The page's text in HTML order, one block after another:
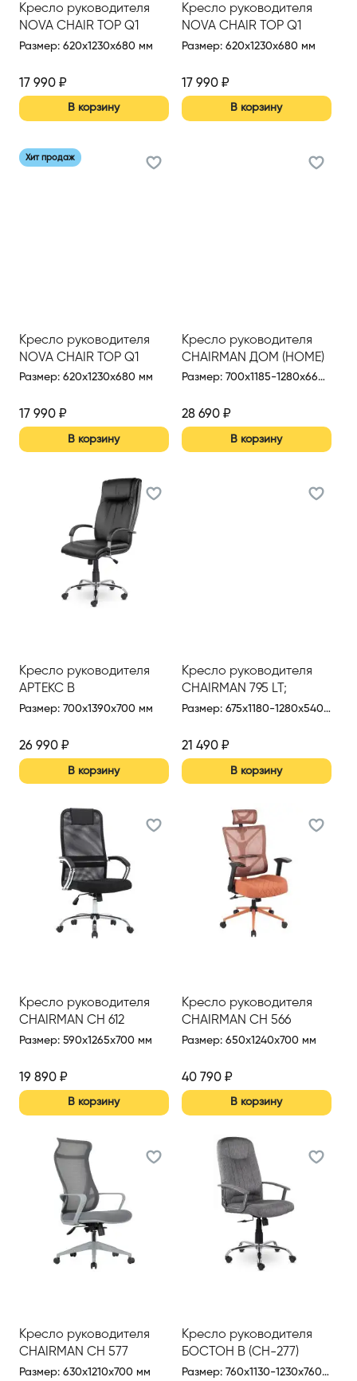
Кресло руководителя
NOVA CHAIR TOP Q1
Размер: 620x1230x680 мм
17 990 ₽
В корзину
Кресло руководителя
NOVA CHAIR TOP Q1
Размер: 620x1230x680 мм
17 990₽
В корзину
Хит продаж
Кресло руководителя
NOVA CHAIR TOP Q1
Размер: 620x1230x680 мм
17 990 ₽
В корзину
Кресло руководителя
CHAIRMAN ДОМ (HOME)
795 N
Размер: 700x1185-1280x660 мм
28 690₽
В корзину
Кресло руководителя
АРТЕКС В
Размер: 700x1390x700 мм
26 990 ₽
В корзину
Кресло руководителя
CHAIRMAN 795 LT;
кресло офисное
Размер: 675x1180-1280x540 мм
21 490₽
В корзину
Кресло руководителя
CHAIRMAN CH 612
Размер: 590x1265x700 мм
19 890 ₽
В корзину
Кресло руководителя
CHAIRMAN CH 566
Размер: 650x1240x700 мм
40 790₽
В корзину
Кресло руководителя
CHAIRMAN CH 577
Размер: 630x1210x700 мм
Кресло руководителя
БОСТОН В (СН-277)
Размер: 760x1130-1230x760 мм